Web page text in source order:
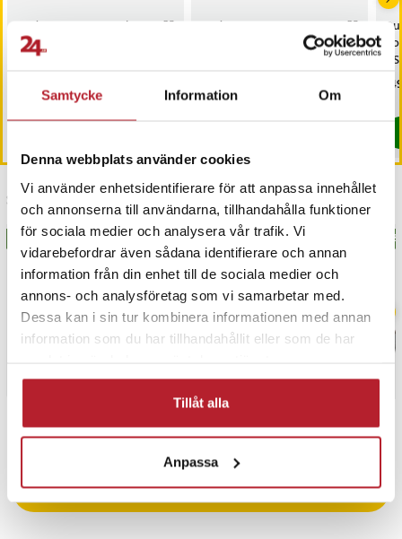
Samtycke Information Om
Denna webbplats använder cookies
Vi använder enhetsidentifierare för att anpassa innehållet
och annonserna till användarna, tillhandahålla funktioner
för sociala medier och analysera vår trafik. Vi
vidarebefordrar även sådana identifierare och annan
information från din enhet till de sociala medier och
annons- och analysföretag som vi samarbetar med.
Dessa kan i sin tur kombinera informationen med annan
information som du har tillhandahållit eller som de har
Tillåt alla
Anpassa
Dudao K11 10000mAh
Powerbank med
inbyggda USB-kablar - Vit
99 kr
Kommer i lager 2026-08-14
Dudao K11 Pro
20000mAh Powerbank
med inbyggda USB-kablar -
Pris
149 kr
Kommer i lager 2026-08-14
Senast besökta
BÄSTSÄLJARE BÄSTSÄLJARE
PRISGARANTI
UTFÖRSÄLJNING